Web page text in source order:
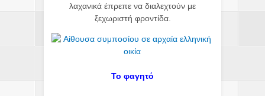
λαχανικά έπρεπε να διαλεχτούν με
ξεχωριστή φροντίδα.
Το φαγητό